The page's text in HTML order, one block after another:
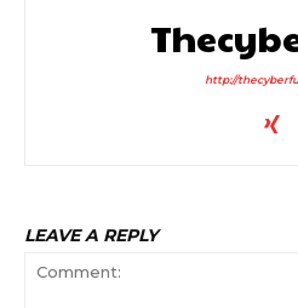
http://
LEAVE A REPLY